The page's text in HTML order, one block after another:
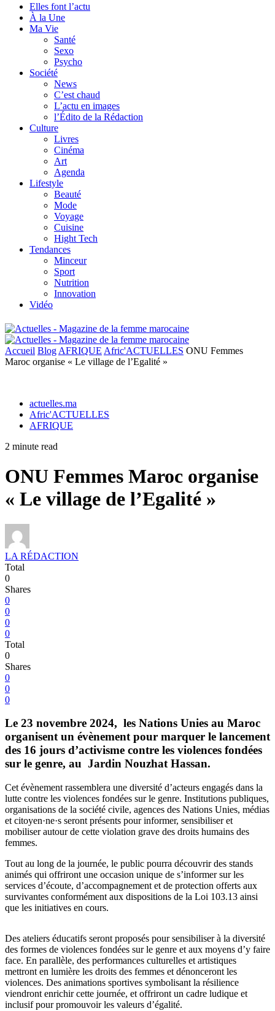
Elles font l’actu
À la Une
Ma Vie
Santé
Sexo
Psycho
Société
News
C’est chaud
L’actu en images
l’Édito de la Rédaction
Culture
Livres
Cinéma
Art
Agenda
Lifestyle
Beauté
Mode
Voyage
Cuisine
Hight Tech
Tendances
Minceur
Sport
Nutrition
Innovation
Vidéo
Accueil Blog AFRIQUE Afric'ACTUELLES ONU Femmes
Maroc organise « Le village de l’Egalité »
actuelles.ma
Afric'ACTUELLES
AFRIQUE
2 minute read
ONU Femmes Maroc organise
« Le village de l’Egalité »
LA RÉDACTION
Total
0
Shares
0
0
0
0
Total
0
Shares
0
0
0
Le 23 novembre 2024, les Nations Unies au Maroc
organisent un évènement pour marquer le lancement
des 16 jours d’activisme contre les violences fondées
sur le genre, au Jardin Nouzhat Hassan.
Cet évènement rassemblera une diversité d’acteurs engagés dans la
lutte contre les violences fondées sur le genre. Institutions publiques,
organisations de la société civile, agences des Nations Unies, médias
et citoyen·ne·s seront présents pour informer, sensibiliser et
mobiliser autour de cette violation grave des droits humains des
femmes.
Tout au long de la journée, le public pourra découvrir des stands
animés qui offriront une occasion unique de s’informer sur les
services d’écoute, d’accompagnement et de protection offerts aux
survivantes conformément aux dispositions de la Loi 103.13 ainsi
que les initiatives en cours.
Des ateliers éducatifs seront proposés pour sensibiliser à la diversité
des formes de violences fondées sur le genre et aux moyens d’y faire
face. En parallèle, des performances culturelles et artistiques
mettront en lumière les droits des femmes et dénonceront les
violences. Des animations sportives symbolisant la résilience
viendront enrichir cette journée, et offriront un cadre ludique et
inclusif pour promouvoir les valeurs d’égalité.